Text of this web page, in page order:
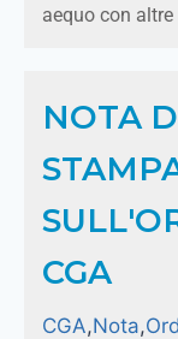
aequo con
NOTA
CGA
CGA,Nota,